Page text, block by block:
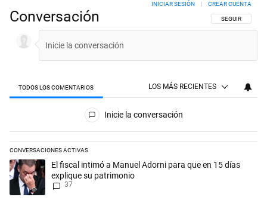
Conversación SIGA ESTA
SEGUIR
INICIAR SESIÓN CREAR CUENTA
TODOS LOS COMENTARIOS LOS MÁS RECIENTES
Todos los comentarios
Inicie la conversación
CONVERSACIONES ACTIVAS
Este listado muestra los artículos con más comentarios en los
Un artículo de tendencia con el título "El fiscal intimó a Manuel
El fiscal intimó a Manuel Adorni para que en 15 días
explique su patrimonio
37